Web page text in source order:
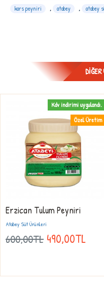
kars peyniri
, atabey , atabey
Özel Üretim
Kdv indirimi uygulandı.
Atabey Süt Ürünleri
Erzican Tulum Peyniri
600,00TL 490,00TL